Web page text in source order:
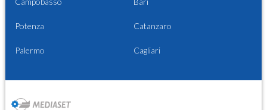
Potenza Catanzaro
Palermo Cagliari